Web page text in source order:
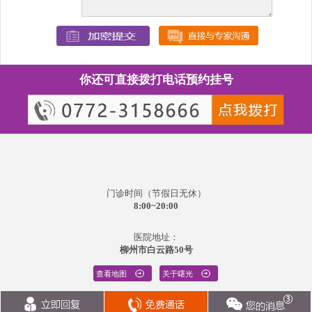
你还可直接拨打电话预约挂号
门诊时间（节假日无休）
8:00~20:00
医院地址：
柳州市白云路50号
查看地图 关于曙光